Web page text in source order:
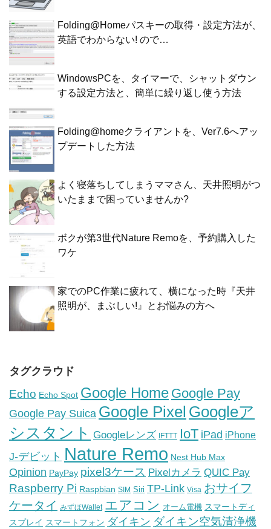
Folding@Homeパスキーの取得・設定方法が、
英語でわからない! ので…
WindowsPCを、タイマーで、シャットダウン
する設定方法と、簡単に繰り返し使う方法
Folding@homeクライアントを、Ver7.6へアッ
プデートした方法
よく寝落ちしてしまうママさん、天井照明がつ
いたままで困っていませんか?
ボクが第3世代Nature Remoを、予約購入した
ワケ
家でのPC作業に疲れて、横になった時『天井
照明が、まぶしい!』とお悩みの方へ
タグクラウド
Echo Echo Spot Google Home Google Pay
Google Pay Suica Google Pixel Googleア
シスタント Googleレンズ IFTTT IoT iPad iPhone
J-デビット Nature Remo Nest Hub Max
Opinion PayPay pixel3ケース Pixelカメラ QUIC Pay
Raspberry Pi Raspbian SIM Siri TP-Link Visa おサイフ
ケータイ みずほWallet エアコン オーム電機 スマートディ
スプレイ スマートフォン ダイキン ダイキン空気清浄機